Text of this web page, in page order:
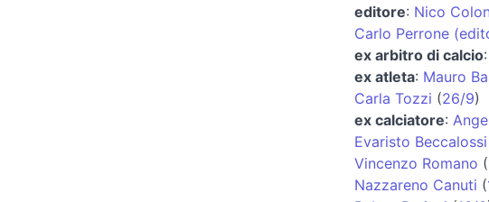
editore: Nico
Carlo Perrone
ex arbitro di calcio:
ex atleta: Mauro
Carla Tozzi (26/9)
ex calciatore:
Evaristo Beccalossi
Vincenzo Romano (
Nazzareno Canuti (